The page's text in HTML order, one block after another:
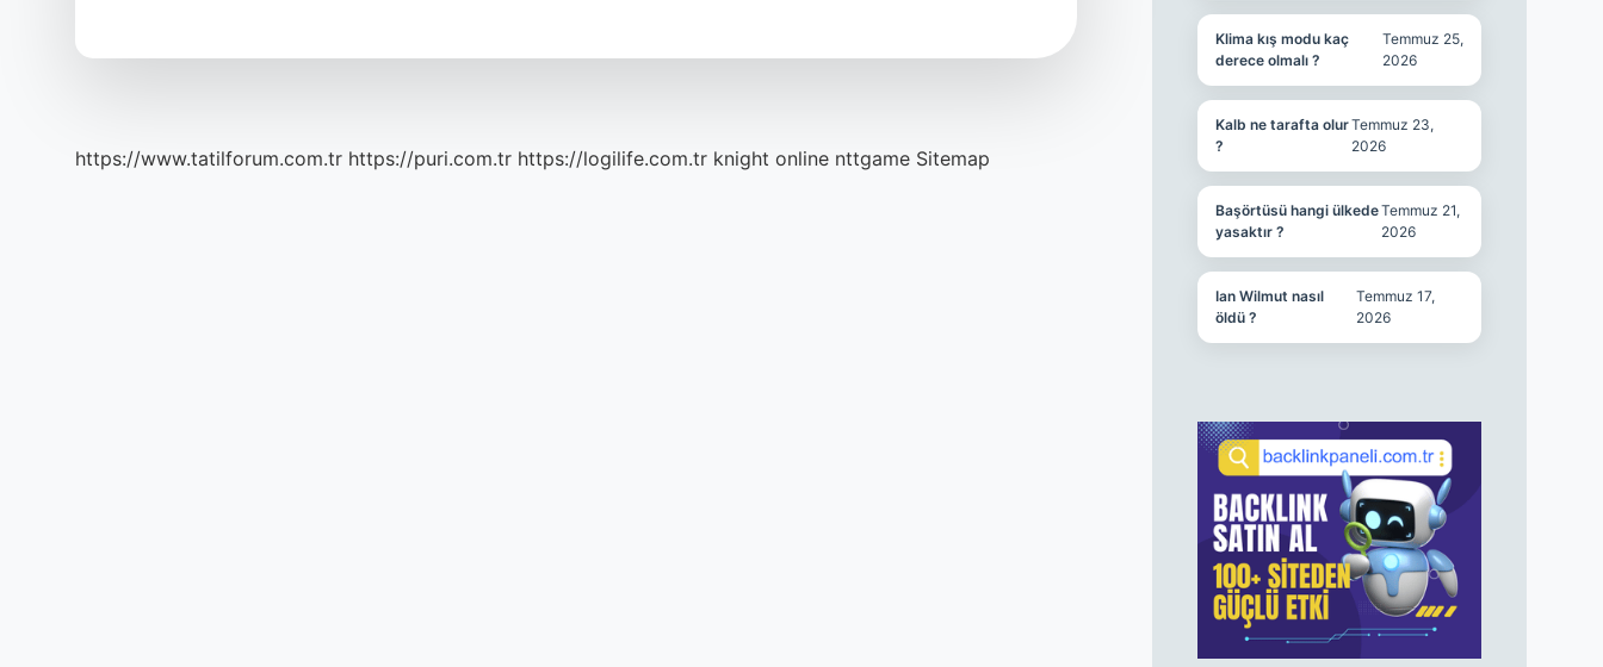
https://www.tatilforum.com.tr https://puri.com.tr https://logilife.com.tr knight online nttgame Sitemap
Klima kış modu kaç
derece olmalı ?
Temmuz 25,
2026
Kalb ne tarafta olur
?
Temmuz 23,
2026
Başörtüsü hangi ülkede
yasaktır ?
Temmuz 21,
2026
Ian Wilmut nasıl
öldü ?
Temmuz 17,
2026